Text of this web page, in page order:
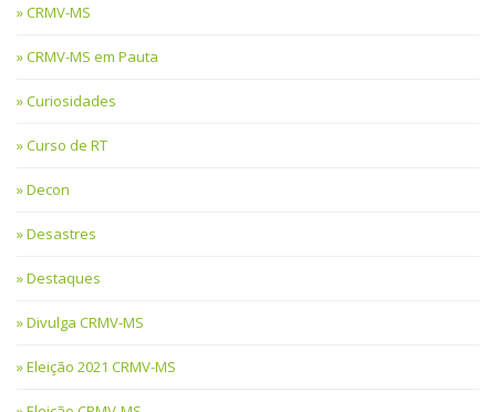
CRMV-MS
CRMV-MS em Pauta
Curiosidades
Curso de RT
Decon
Desastres
Destaques
Divulga CRMV-MS
Eleição 2021 CRMV-MS